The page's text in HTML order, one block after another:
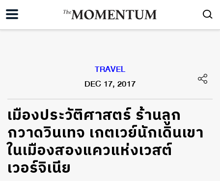
TRAVEL
DEC 17, 2017
เมืองประวัติศาสตร์ ร้านลูก
กวาดวินเทจ เกตเวย์นักเดินเขา
ในเมืองสองแควแห่งเวสต์
เวอร์จิเนีย